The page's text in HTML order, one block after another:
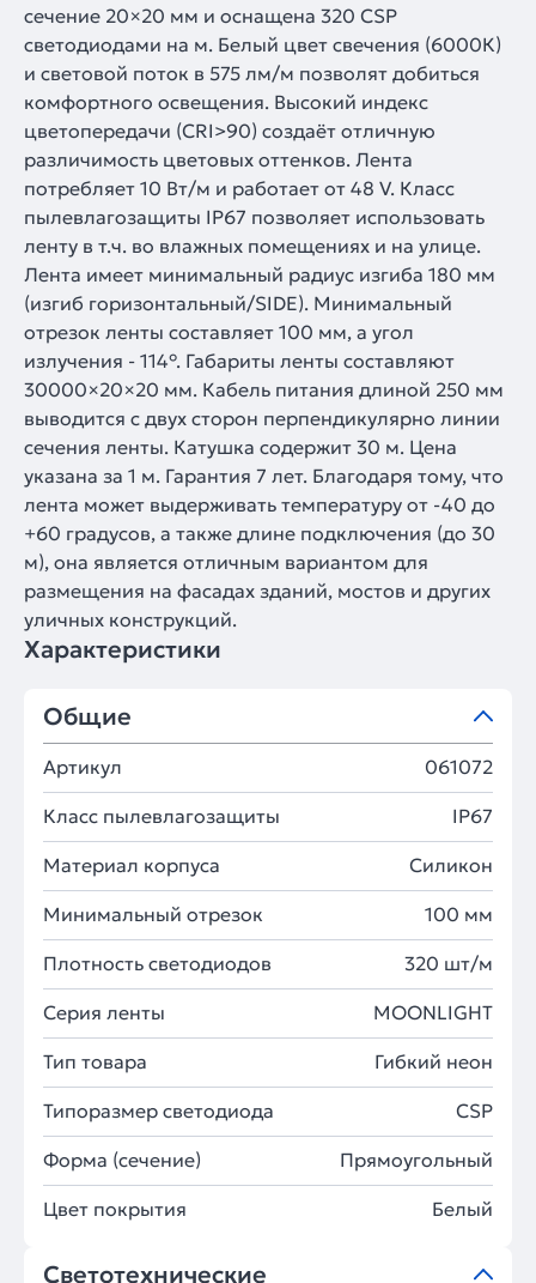
сечение 20×20 мм и оснащена 320 CSP
светодиодами на м. Белый цвет свечения (6000К)
и световой поток в 575 лм/м позволят добиться
комфортного освещения. Высокий индекс
цветопередачи (CRI>90) создаёт отличную
различимость цветовых оттенков. Лента
потребляет 10 Вт/м и работает от 48 V. Класс
пылевлагозащиты IP67 позволяет использовать
ленту в т.ч. во влажных помещениях и на улице.
Лента имеет минимальный радиус изгиба 180 мм
(изгиб горизонтальный/SIDE). Минимальный
отрезок ленты составляет 100 мм, а угол
излучения - 114°. Габариты ленты составляют
30000×20×20 мм. Кабель питания длиной 250 мм
выводится с двух сторон перпендикулярно линии
сечения ленты. Катушка содержит 30 м. Цена
указана за 1 м. Гарантия 7 лет. Благодаря тому, что
лента может выдерживать температуру от -40 до
+60 градусов, а также длине подключения (до 30
м), она является отличным вариантом для
размещения на фасадах зданий, мостов и других
уличных конструкций.
Характеристики
Общие
Артикул 061072
Класс пылевлагозащиты IP67
Материал корпуса Силикон
Минимальный отрезок 100 мм
Плотность светодиодов 320 шт/м
Серия ленты MOONLIGHT
Тип товара Гибкий неон
Типоразмер светодиода CSP
Форма (сечение) Прямоугольный
Цвет покрытия Белый
Светотехнические